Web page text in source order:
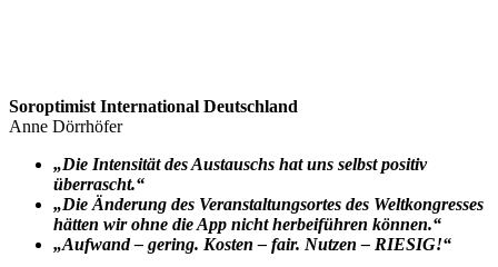
Soroptimist International Deutschland
Anne Dörrhöfer
„Die Intensität des Austauschs hat uns selbst positiv
überrascht.“
„Die Änderung des Veranstaltungsortes des Weltkongresses
hätten wir ohne die App nicht herbeiführen können.“
„Aufwand – gering. Kosten – fair. Nutzen – RIESIG!“